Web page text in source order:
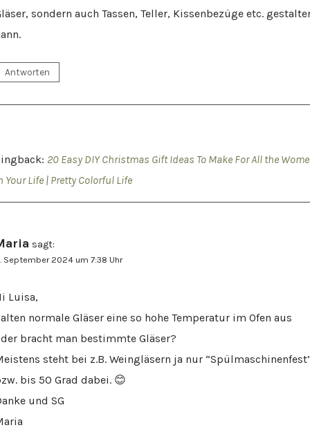
sondern auch Tassen, Teller, Kissenbezüge etc.
Antworten
20 Easy DIY Christmas Gift Ideas To Make For All the
Your Life | Pretty Colorful Life
sagt:
September 2024 um 7:38 Uhr
Luisa,
normale Gläser eine so hohe Temperatur im Ofen aus
bracht man bestimmte Gläser?
steht bei z.B. Weingläsern ja nur
bis 50 Grad dabei. 😊
und SG